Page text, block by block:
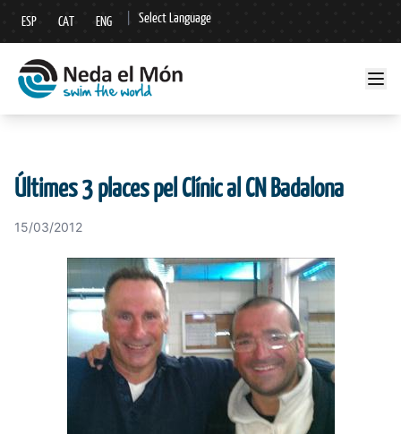
ESP CAT ENG Select Language
▼
Últimes 3 places pel Clínic al CN Badalona
15/03/2012